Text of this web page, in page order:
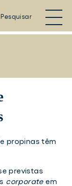
Pesquisar
propinas têm
previstas
corporateem